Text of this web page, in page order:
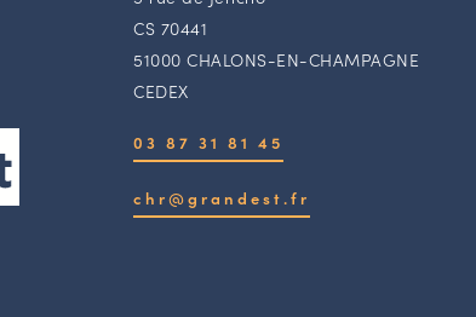
CS 70441
51000 CHALONS-EN-CHAMPAGNE
CEDEX
03 87 31 81 45
chr@grandest.fr